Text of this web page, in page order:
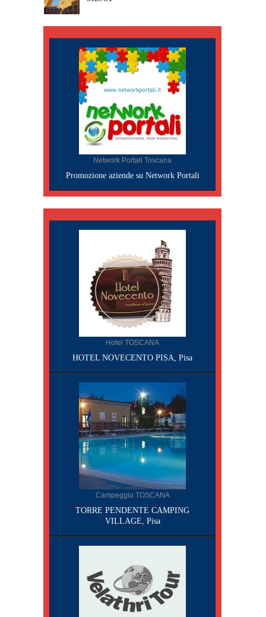
Network Portali Toscana
Promozione aziende su Network Portali
Hotel TOSCANA
HOTEL NOVECENTO PISA, Pisa
Campeggio TOSCANA
TORRE PENDENTE CAMPING
VILLAGE, Pisa